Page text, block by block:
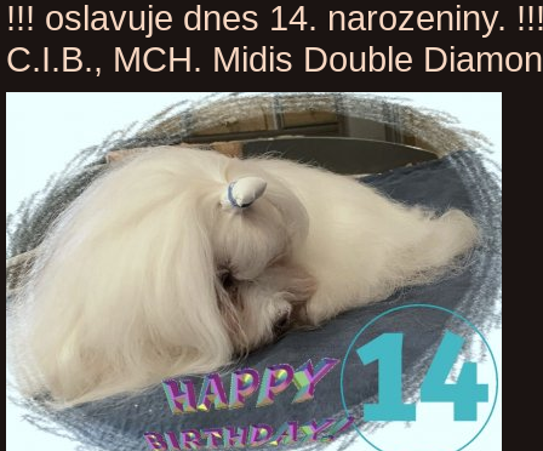
!!! oslavuje dnes 14. narozeniny.
C.I.B., MCH. Midis Double